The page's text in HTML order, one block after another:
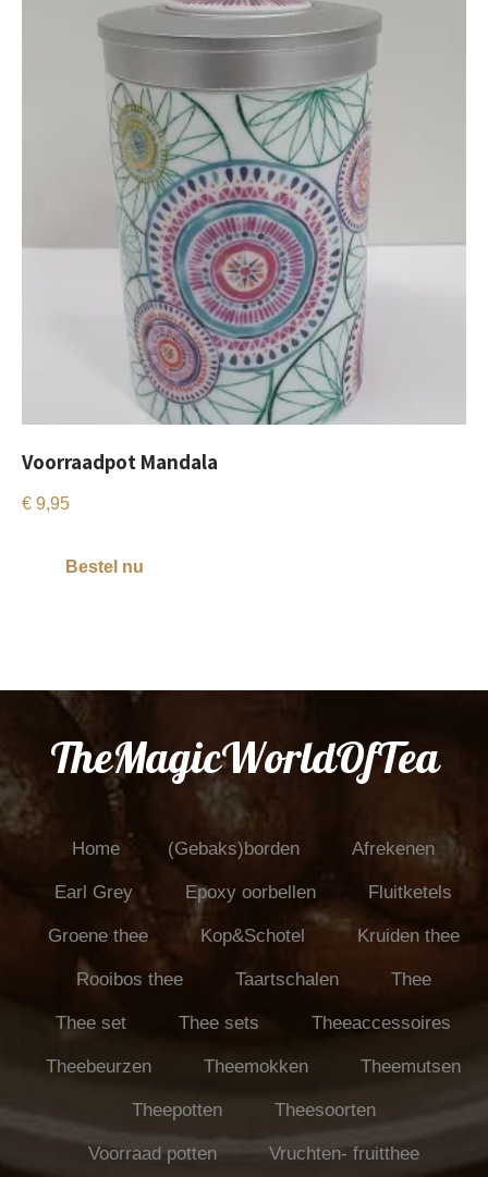
Voorraadpot Mandala
€ 9,95
Bestel nu
TheMagicWorldOfTea
Home (Gebaks)borden Afrekenen
Earl Grey Epoxy oorbellen Fluitketels
Groene thee Kop&Schotel Kruiden thee
Rooibos thee Taartschalen Thee
Thee set Thee sets Theeaccessoires
Theebeurzen Theemokken Theemutsen
Theepotten Theesoorten
Voorraad potten Vruchten- fruitthee